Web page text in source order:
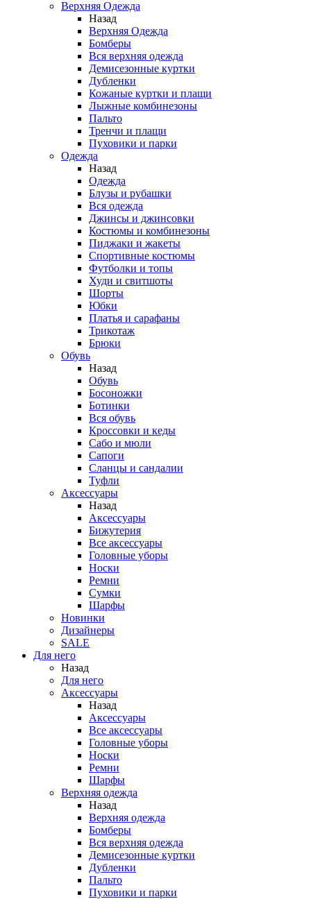
Верхняя Одежда
Назад
Верхняя Одежда
Бомберы
Вся верхняя одежда
Демисезонные куртки
Дубленки
Кожаные куртки и плащи
Лыжные комбинезоны
Пальто
Тренчи и плащи
Пуховики и парки
Одежда
Назад
Одежда
Блузы и рубашки
Вся одежда
Джинсы и джинсовки
Костюмы и комбинезоны
Пиджаки и жакеты
Спортивные костюмы
Футболки и топы
Худи и свитшоты
Шорты
Юбки
Платья и сарафаны
Трикотаж
Брюки
Обувь
Назад
Обувь
Босоножки
Ботинки
Вся обувь
Кроссовки и кеды
Сабо и мюли
Сапоги
Сланцы и сандалии
Туфли
Аксессуары
Назад
Аксессуары
Бижутерия
Все аксессуары
Головные уборы
Носки
Ремни
Сумки
Шарфы
Новинки
Дизайнеры
SALE
Для него
Назад
Для него
Аксессуары
Назад
Аксессуары
Все аксессуары
Головные уборы
Носки
Ремни
Шарфы
Верхняя одежда
Назад
Верхняя одежда
Бомберы
Вся верхняя одежда
Демисезонные куртки
Дубленки
Пальто
Пуховики и парки